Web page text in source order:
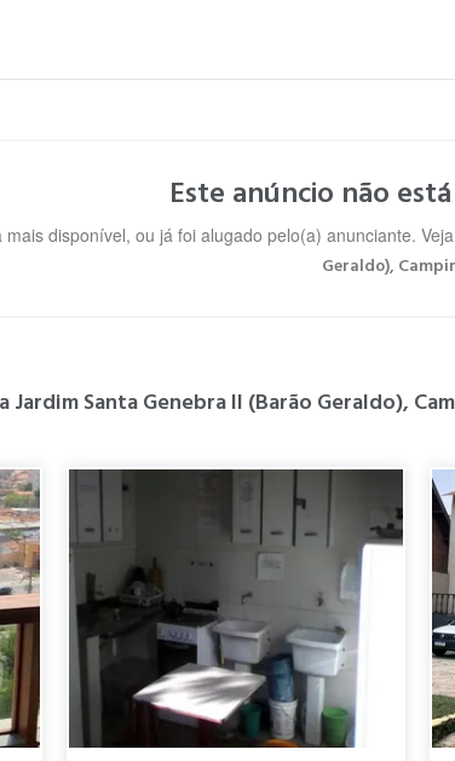
Este anúncio não
disponível, ou já foi alugado pelo(a) anunciante.
Geraldo),
Santa Genebra II (Barão Geraldo),